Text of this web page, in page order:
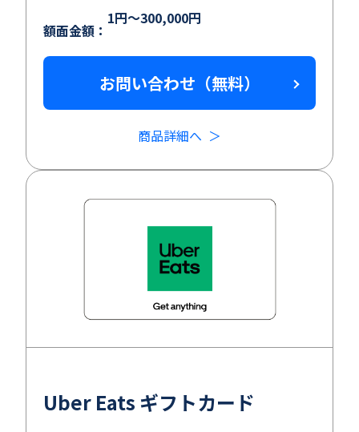
額面金額：
1円～300,000円
お問い合わせ（無料）
商品詳細へ
Uber Eats ギフトカード